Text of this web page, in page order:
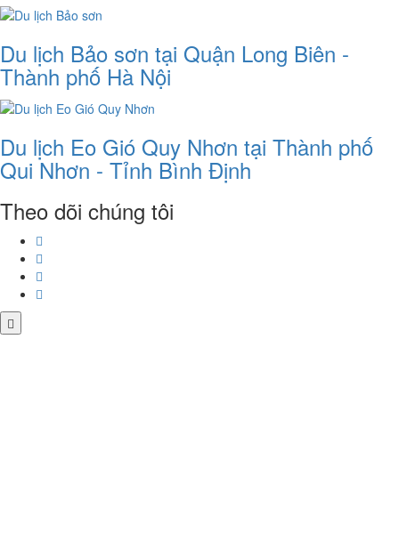
Du lịch Bảo sơn tại Quận Long Biên -
Thành phố Hà Nội
Du lịch Eo Gió Quy Nhơn tại Thành phố
Qui Nhơn - Tỉnh Bình Định
Theo dõi chúng tôi